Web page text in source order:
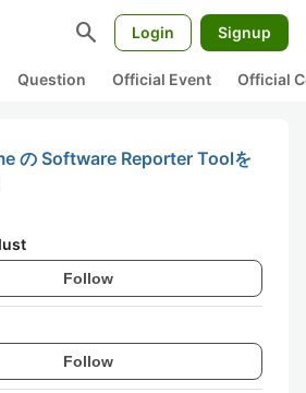
search Login Signup
Question Official Event Official
の Software Reporter Toolを
Follow
Follow